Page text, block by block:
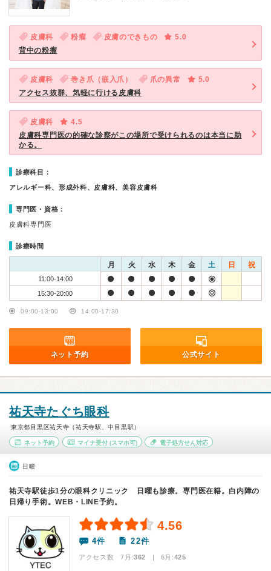
皮膚科 粉瘤 皮膚のできもの
5.0
背中の粉瘤
皮膚科 巻き爪（嵌入爪） 爪の異常
5.0
アクセス抜群、気軽に行ける皮膚科
皮膚科
4.5
皮膚科専門医の的確な診察がこの場所で受けられるのは本当に助
かる。
診療科目：
アレルギー科、形成外科、皮膚科、美容皮膚科
専門医・資格：
皮膚科専門医
診療時間
月 火 水 木 金 土 日 祝
11:00-14:00
15:30-20:00
09:00-13:00 14:00-17:30
ネット予約 公式サイト
祐天寺たぐち眼科
東京都目黒区祐天寺（祐天寺駅、中目黒駅）
ネット予約 マイナ受付(スマホ可) 電子処方せん対応
日曜
祐天寺駅徒歩1分の眼科クリニック 日曜も診療。専門医在籍。白内障の
日帰り手術。WEB・LINE予約。
4.56
4件 22件
アクセス数 7月:362 | 6月:425